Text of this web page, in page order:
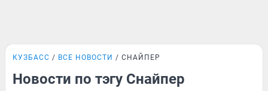
КУЗБАСС ВСЕ НОВОСТИ СНАЙПЕР
Новости по тэгу Снайпер